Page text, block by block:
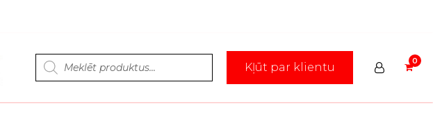
Products
search Kļūt par klientu